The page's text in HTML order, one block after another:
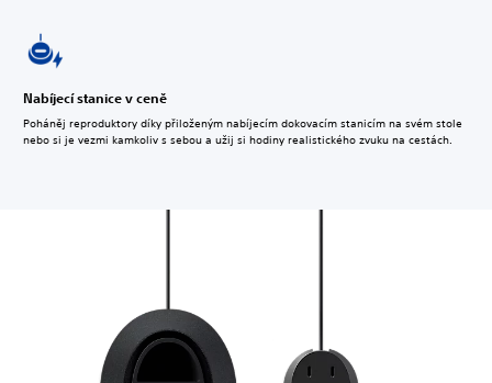
Nabíjecí stanice v ceně
Poháněj reproduktory díky přiloženým nabíjecím dokovacím stanicím na svém stole
nebo si je vezmi kamkoliv s sebou a užij si hodiny realistického zvuku na cestách.